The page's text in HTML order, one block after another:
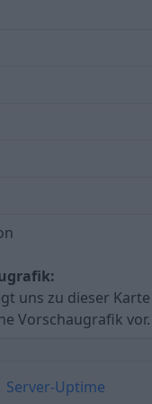
uns zu dieser Karte
Vorschaugrafik vor.
Server-Uptime